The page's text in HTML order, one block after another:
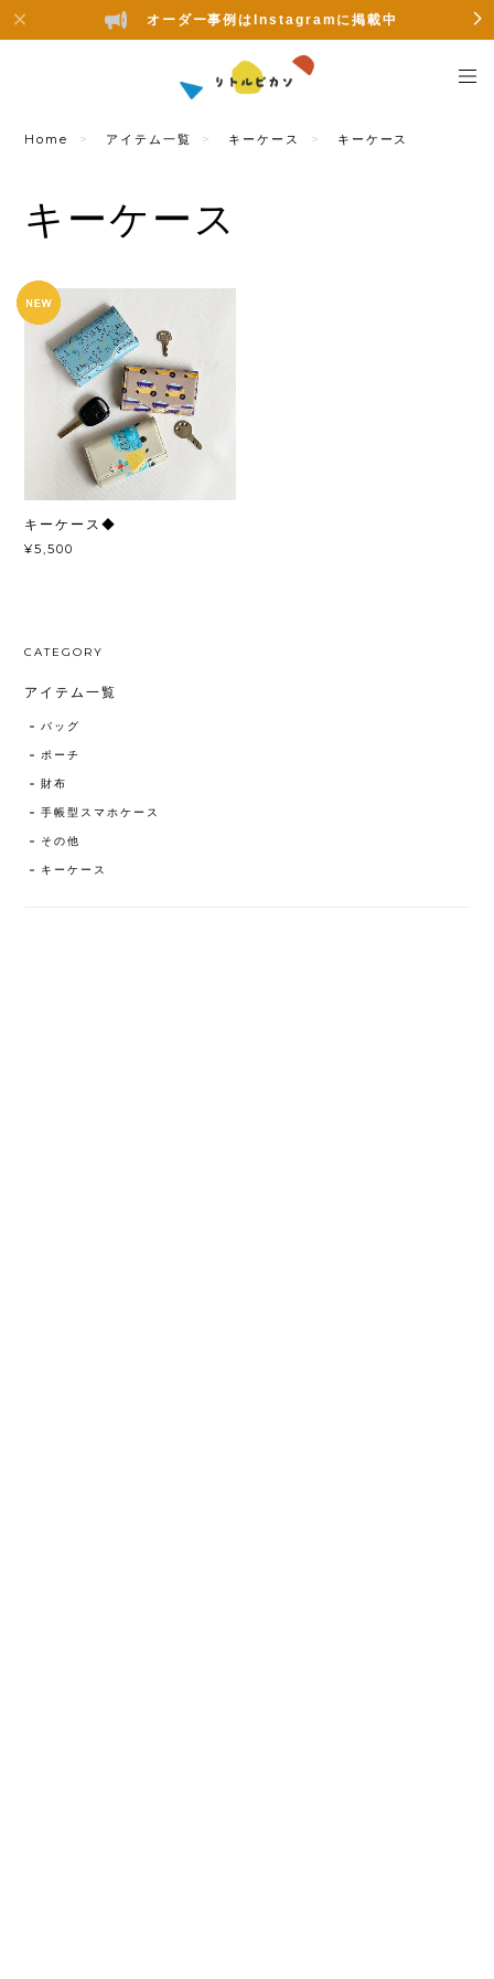
オーダー事例はInstagramに掲載中
Home アイテム一覧 キーケース キーケース
キーケース
キーケース◆
¥5,500
CATEGORY
アイテム一覧
バッグ
ポーチ
財布
手帳型スマホケース
その他
キーケース